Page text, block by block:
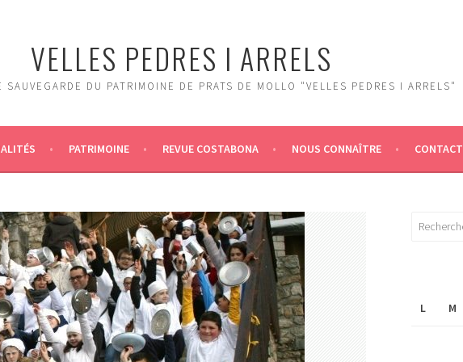
VELLES PEDRES I ARRELS
SAUVEGARDE DU PATRIMOINE DE PRATS DE MOLLO "VELLES PEDRES I ARRELS"
PATRIMOINE REVUE COSTABONA NOUS CONNAÎTRE CONTACT
Rechercher :
L
M